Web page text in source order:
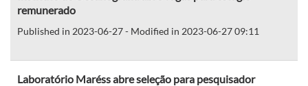
remunerado
Published in 2023-06-27 - Modified in 2023-06-27 09:11
Laboratório Maréss abre seleção para pesquisador